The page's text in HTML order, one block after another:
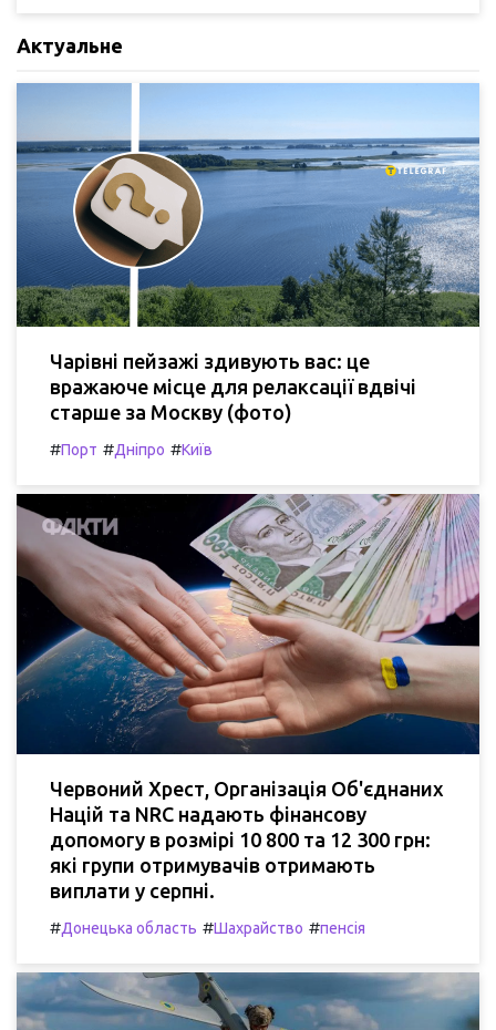
Актуальне
Чарівні пейзажі здивують вас: це
вражаюче місце для релаксації вдвічі
старше за Москву (фото)
#Порт #Дніпро #Київ
Червоний Хрест, Організація Об'єднаних
Націй та NRC надають фінансову
допомогу в розмірі 10 800 та 12 300 грн:
які групи отримувачів отримають
виплати у серпні.
#Донецька область #Шахрайство #пенсія